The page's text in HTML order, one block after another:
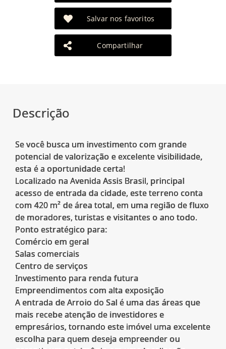
Salvar nos favoritos
Compartilhar
Descrição
Se você busca um investimento com grande
potencial de valorização e excelente visibilidade,
esta é a oportunidade certa!
Localizado na Avenida Assis Brasil, principal
acesso de entrada da cidade, este terreno conta
com 420 m² de área total, em uma região de fluxo
de moradores, turistas e visitantes o ano todo.
Ponto estratégico para:
Comércio em geral
Salas comerciais
Centro de serviços
Investimento para renda futura
Empreendimentos com alta exposição
A entrada de Arroio do Sal é uma das áreas que
mais recebe atenção de investidores e
empresários, tornando este imóvel uma excelente
escolha para quem deseja empreender ou